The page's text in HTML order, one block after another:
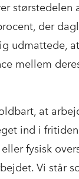
størstedelen
der
udmattede,
mellem
at
ind i
fysisk
Vi står